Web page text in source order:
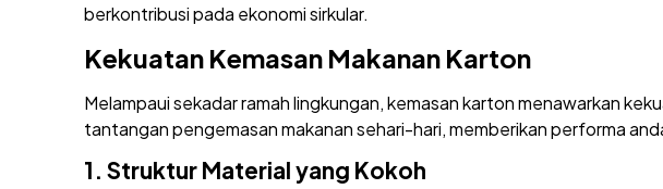
berkontribusi pada ekonomi sirkular.
Kekuatan Kemasan Makanan Karton
Melampaui sekadar ramah lingkungan, kemasan karton menawarkan
tantangan pengemasan makanan sehari-hari, memberikan performa
1.Struktur Material yang Kokoh